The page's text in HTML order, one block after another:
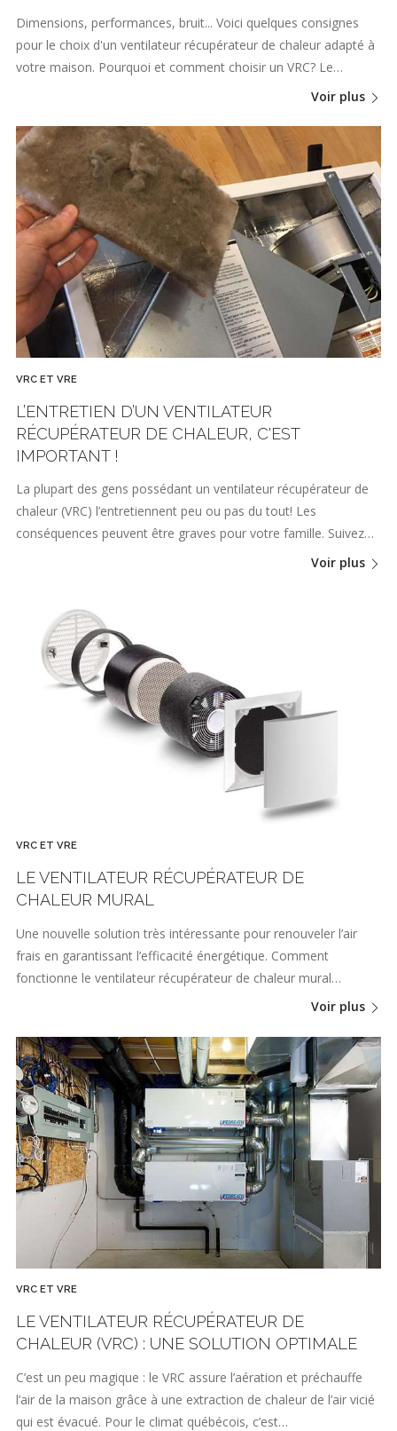
Dimensions, performances, bruit... Voici quelques consignes
pour le choix d'un ventilateur récupérateur de chaleur adapté à
votre maison. Pourquoi et comment choisir un VRC? Le…
Voir plus
VRC ET VRE
L’ENTRETIEN D’UN VENTILATEUR
RÉCUPÉRATEUR DE CHALEUR, C'EST
IMPORTANT !
La plupart des gens possédant un ventilateur récupérateur de
chaleur (VRC) l’entretiennent peu ou pas du tout! Les
conséquences peuvent être graves pour votre famille. Suivez…
Voir plus
VRC ET VRE
LE VENTILATEUR RÉCUPÉRATEUR DE
CHALEUR MURAL
Une nouvelle solution très intéressante pour renouveler l’air
frais en garantissant l’efficacité énergétique. Comment
fonctionne le ventilateur récupérateur de chaleur mural…
Voir plus
VRC ET VRE
LE VENTILATEUR RÉCUPÉRATEUR DE
CHALEUR (VRC) : UNE SOLUTION OPTIMALE
C’est un peu magique : le VRC assure l’aération et préchauffe
l’air de la maison grâce à une extraction de chaleur de l’air vicié
qui est évacué. Pour le climat québécois, c’est…